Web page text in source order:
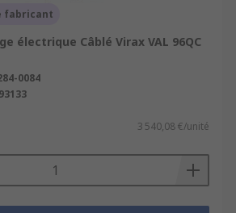
fabricant
électrique Câblé Virax VAL 96QC
0084
3 540,08 €/unité